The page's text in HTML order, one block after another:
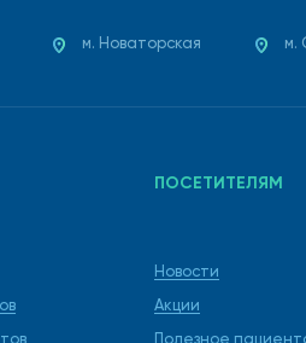
м. Новаторская м.
ПОСЕТИТЕЛЯМ
Новости
Акции
Полезное